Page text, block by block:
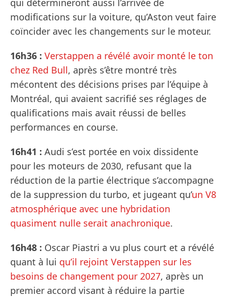
qui détermineront aussi l’arrivée de
modifications sur la voiture, qu’Aston veut faire
coïncider avec les changements sur le moteur.
16h36 : Verstappen a révélé avoir monté le ton
chez Red Bull, après s’être montré très
mécontent des décisions prises par l’équipe à
Montréal, qui avaient sacrifié ses réglages de
qualifications mais avait réussi de belles
performances en course.
16h41 : Audi s’est portée en voix dissidente
pour les moteurs de 2030, refusant que la
réduction de la partie électrique s’accompagne
de la suppression du turbo, et jugeant qu’un V8
atmosphérique avec une hybridation
quasiment nulle serait anachronique.
16h48 : Oscar Piastri a vu plus court et a révélé
quant à lui qu’il rejoint Verstappen sur les
besoins de changement pour 2027, après un
premier accord visant à réduire la partie